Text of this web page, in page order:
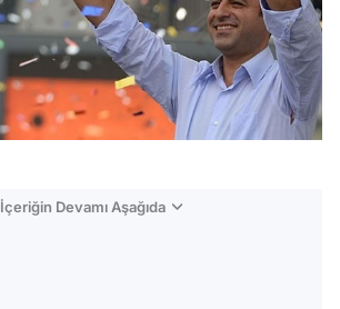
İçeriğin Devamı Aşağıda